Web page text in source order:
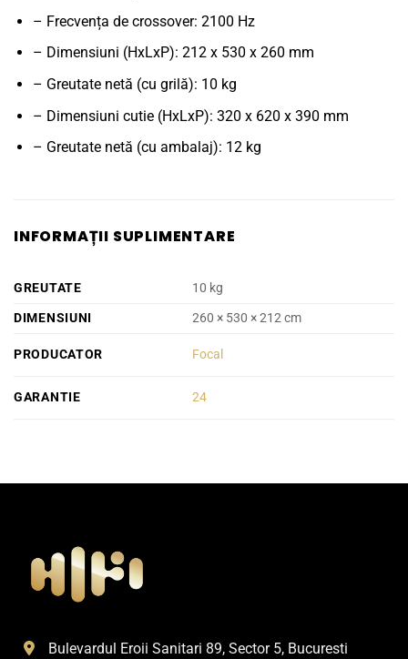
– Frecvența de crossover: 2100 Hz
– Dimensiuni (HxLxP): 212 x 530 x 260 mm
– Greutate netă (cu grilă): 10 kg
– Dimensiuni cutie (HxLxP): 320 x 620 x 390 mm
– Greutate netă (cu ambalaj): 12 kg
INFORMAȚII SUPLIMENTARE
GREUTATE
10 kg
DIMENSIUNI
260 × 530 × 212 cm
PRODUCATOR Focal
GARANTIE 24
Bulevardul Eroii Sanitari 89, Sector 5, Bucuresti